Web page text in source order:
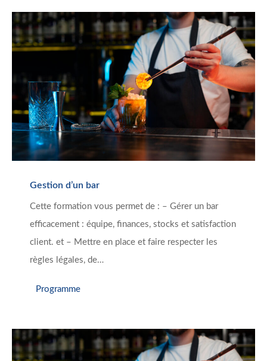
Gestion d’un bar
Cette formation vous permet de : – Gérer un bar
efficacement : équipe, finances, stocks et satisfaction
client. et – Mettre en place et faire respecter les
règles légales, de…
Programme